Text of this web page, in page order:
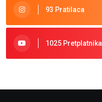
93 Pratilaca
1025 Pretplatnika